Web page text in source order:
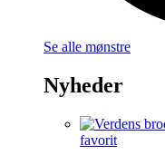
Se alle mønstre
Nyheder
favorit